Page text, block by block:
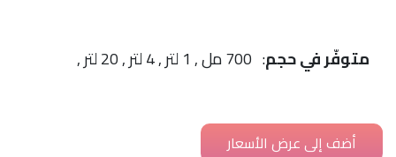
متوفّر في حجم: 700 مل , 1 لتر , 4 لتر , 20 لتر ,